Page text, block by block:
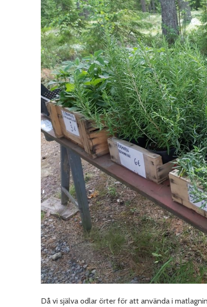
Då vi själva odlar örter för att använda i